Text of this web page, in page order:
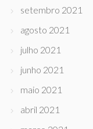
setembro 2021
agosto 2021
julho 2021
junho 2021
maio 2021
abril 2021